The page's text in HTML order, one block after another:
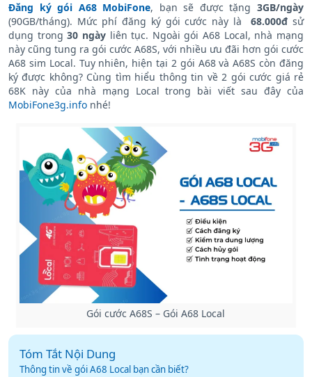
Đăng ký gói A68 MobiFone, bạn sẽ được tặng3GB/ngày
(90GB/tháng). Mức phí đăng ký gói cước này là68.000đ sử
dụng trong 30 ngàyliên tục. Ngoài gói A68 Local, nhà mạng
này cũng tung ra gói cước A68S, với nhiều ưu đãi hơn gói cước
A68 sim Local. Tuy nhiên, hiện tại 2 gói A68 và A68S còn đăng
ký được không? Cùng tìm hiểu thông tin về 2 gói cước giá rẻ
68K này của nhà mạng Local trong bài viết sau đây của
MobiFone3g.info nhé!
Gói cước A68S – Gói A68 Local
Tóm Tắt Nội Dung
Thông tin về gói A68 Local bạn cần biết?